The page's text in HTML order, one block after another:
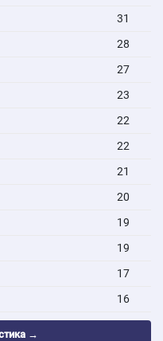
31
28
27
23
22
22
21
20
19
19
17
16
→